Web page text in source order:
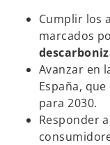
Cumplir los
marcados
Avanzar en
España,
para 2030.
Responder